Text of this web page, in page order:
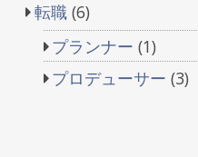
転職(6)
プランナー (1)
プロデューサー (3)